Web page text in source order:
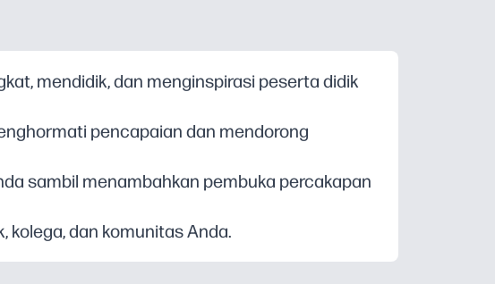
mendidik, dan menginspirasi peserta didik
pencapaian dan mendorong
sambil menambahkan pembuka percakapan
kolega, dan komunitas Anda.